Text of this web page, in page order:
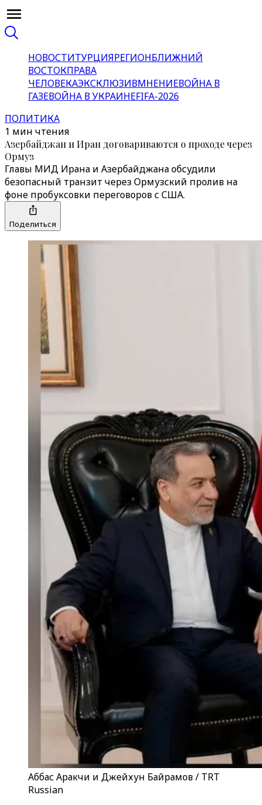
НОВОСТИТУРЦИЯРЕГИОНБЛИЖНИЙ
ВОСТОКПРАВА
ЧЕЛОВЕКАЭКСКЛЮЗИВМНЕНИЕВОЙНА В
ГАЗЕВОЙНА В УКРАИНЕFIFA-2026
ПОЛИТИКА
1 мин чтения
Азербайджан и Иран договариваются о проходе через
Ормуз
Главы МИД Ирана и Азербайджана обсудили
безопасный транзит через Ормузский пролив на
фоне пробуксовки переговоров с США.
Поделиться
Аббас Аракчи и Джейхун Байрамов / TRT
Russian